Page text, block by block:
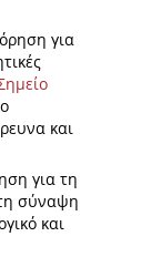
για
και
για τη
σύναψη
και